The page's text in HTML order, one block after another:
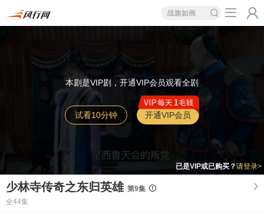
战旗如画
本剧是VIP剧，开通VIP会员观看全剧
试看10分钟 开通VIP会员
已是VIP或已购买？请登录>
少林寺传奇之东归英雄 第9集
全44集